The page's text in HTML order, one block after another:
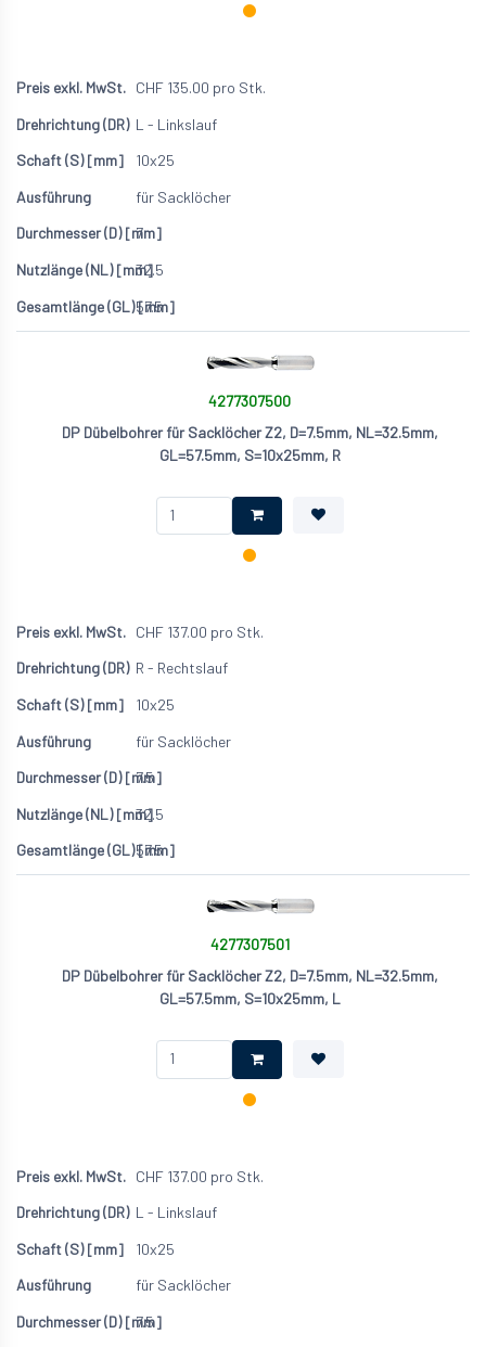
CHF 135.00 pro Stk.
L - Linkslauf
10x25
für Sacklöcher
7
32.5
57.5
4277307500
DP Dübelbohrer für Sacklöcher Z2, D=7.5mm, NL=32.5mm,
GL=57.5mm, S=10x25mm, R
CHF 137.00 pro Stk.
R - Rechtslauf
10x25
für Sacklöcher
7.5
32.5
57.5
4277307501
DP Dübelbohrer für Sacklöcher Z2, D=7.5mm, NL=32.5mm,
GL=57.5mm, S=10x25mm, L
CHF 137.00 pro Stk.
L - Linkslauf
10x25
für Sacklöcher
7.5